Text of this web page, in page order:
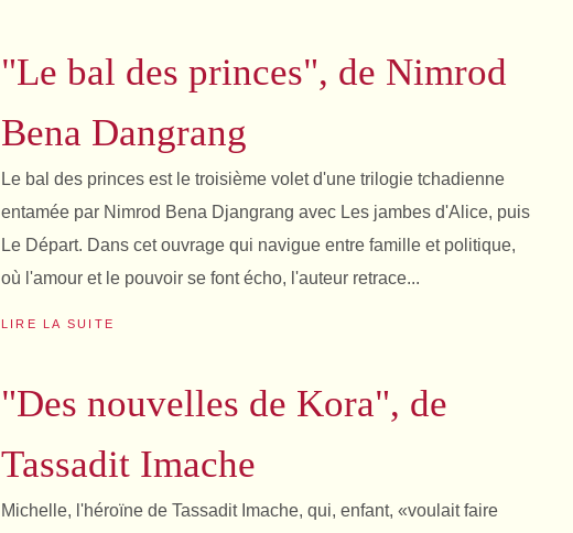
"Le bal des princes", de Nimrod
Bena Dangrang
Le bal des princes est le troisième volet d'une trilogie tchadienne
entamée par Nimrod Bena Djangrang avec Les jambes d'Alice, puis
Le Départ. Dans cet ouvrage qui navigue entre famille et politique,
où l'amour et le pouvoir se font écho, l'auteur retrace...
LIRE LA SUITE
"Des nouvelles de Kora", de
Tassadit Imache
Michelle, l'héroïne de Tassadit Imache, qui, enfant, «voulait faire